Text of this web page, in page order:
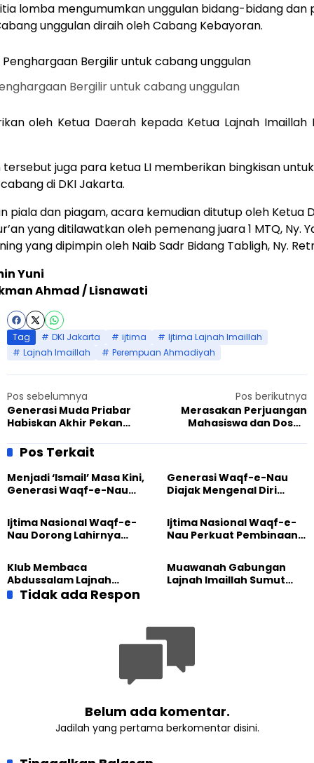
lomba mengumumkan unggulan bidang-bidang dan
unggulan diraih oleh Cabang Kebayoran.
Bergilir untuk cabang unggulan
oleh Ketua Daerah kepada Ketua Lajnah Imaillah
juga para ketua LI memberikan bingkisan
di DKI Jakarta.
piala dan piagam, acara kemudian ditutup oleh Ketua
yang ditilawatkan oleh pemenang juara 1 MTQ, Ny.
yang dipimpin oleh Naib Sadr Bidang Tabligh, Ny.
Yuni
Ahmad / Lisnawati
Tag DKI Jakarta ijtima
Ijtima Lajnah Imaillah
Lajnah Imaillah
Perempuan Ahmadiyah
Pos sebelumnya
Generasi Muda Priabar
Habiskan Akhir Pekan
dan Pekan Atfhal
Pos berikutnya
Merasakan Perjuangan
Mahasiswa dan Dosen
Taklukan Puncak Tertinggi
Pos Terkait
Menjadi ‘Ismail’ Masa Kini,
Generasi Waqf-e-Nau
Pengabdian
Generasi Waqf-e-Nau
Diajak Mengenal Diri
Dunia
Ijtima Nasional Waqf-e-
Nau Dorong Lahirnya
yang Militan
Ijtima Nasional Waqf-e-
Nau Perkuat Pembinaan
Masa Depan
Klub Membaca
Abdussalam Lajnah
Imaillah Tanjung Medan
Muawanah Gabungan
Lajnah Imaillah Sumut
Tidak ada Respon
Belum ada komentar.
Jadilah yang pertama berkomentar disini.